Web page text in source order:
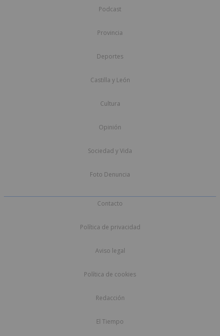
Podcast
Provincia
Deportes
Castilla y León
Cultura
Opinión
Sociedad y Vida
Foto Denuncia
Contacto
Política de privacidad
Aviso legal
Política de cookies
Redacción
El Tiempo